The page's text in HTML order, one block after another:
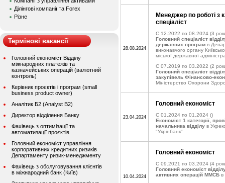
Ділінгові компанії та Forex
Різне
Термінові вакансії
Головний економіст Відділу
міжнародних платежів та
казначейських операцій (валютний
контроль)
Керівник проєктів і програм (small
business product owner)
Аналітик Б2 (Analyst B2)
Директор відділення Банку
Фахівець з оптимізації та
автоматизації проєктів
Головний економіст управління
корпоративних кредитних ризиків
Департаменту ризик-менеджменту
Фахівець з обслуговування клієнтів
в міжнародний банк (Київ)
28.08.2024
Менеджер по роботі з
спеціаліст
C 12.2022 по 08.2024 (3
Головний спеціаліст
державних програм в
виконавчого органу
міської державної
C 07.2019 по 03.2022 (2
Головний спеціаліст
закупівель Фінансово-
Міністерство Охорони
23.04.2024
Головний економіст
C 01.2024 по 01.2024 ()
Економіст 1 категорії,
начальника відділу в
"Укрінбанк"
10.04.2024
Головний економіст
C 09.2021 по 03.2024 (4
Головний економіст
активних операцій ММСБ в